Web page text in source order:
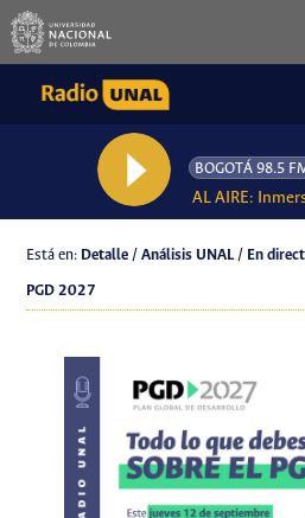
AL AIRE:
Está en: Detalle / Análisis UNAL / En
PGD 2027